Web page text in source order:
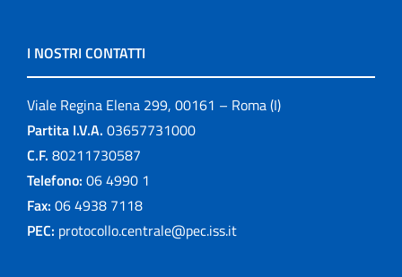
I NOSTRI CONTATTI
Viale Regina Elena 299, 00161 – Roma (I)
Partita I.V.A. 03657731000
C.F. 80211730587
Telefono: 06 4990 1
Fax: 06 4938 7118
PEC: protocollo.centrale@pec.iss.it